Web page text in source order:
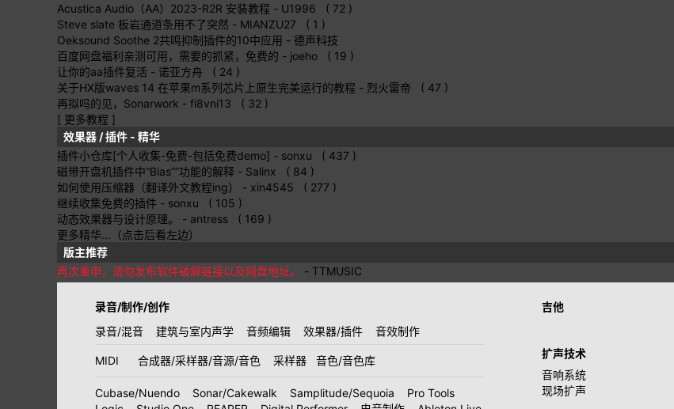
Acustica Audio（AA）2023-R2R 安装教程 - U1996 ( 72 )
Steve slate 板岩通道条用不了突然 - MIANZU27 ( 1 )
Oeksound Soothe 2共鸣抑制插件的10中应用 - 德声科技
百度网盘福利亲测可用，需要的抓紧，免费的 - joeho ( 19 )
让你的aa插件复活 - 诺亚方舟 ( 24 )
关于HX版waves 14 在苹果m系列芯片上原生完美运行的教程 - 烈火雷帝 ( 47 )
再拟吗的见，Sonarwork - fi8vni13 ( 32 )
[ 更多教程 ]
效果器 / 插件 - 精华
插件小仓库[个人收集-免费-包括免费demo] - sonxu ( 437 )
磁带开盘机插件中“Bias””功能的解释 - Salinx ( 84 )
如何使用压缩器（翻译外文教程ing）
- xin4545 ( 277 )
继续收集免费的插件 - sonxu ( 105 )
动态效果器与设计原理。
- antress ( 169 )
更多精华...（点击后看左边）
版主推荐
再次重申，请勿发布软件破解链接以及网盘地址。
- TTMUSIC
录音/制作/创作
录音/混音
建筑与室内声学 音频编辑 效果器/插件 音效制作
MIDI 合成器/采样器/音源/音色 采样器 音色/音色库
Cubase/Nuendo Sonar/Cakewalk Samplitude/Sequoia
Pro Tools
吉他
扩声技术
音响系统
现场扩声